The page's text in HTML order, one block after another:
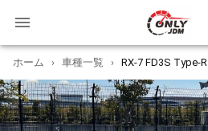
ホーム › 車種一覧 › RX-7 FD3S Type-R